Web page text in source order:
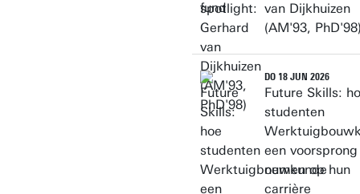
van Dijkhuizen
(AM'93,
DO 18 JUN 2026
Future Skills:
studenten
een voorsprong
nemen op hun
carrière